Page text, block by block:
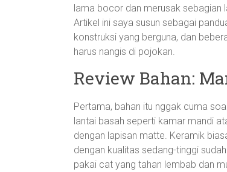
lama bocor dan merusak sebagian
Artikel ini saya susun sebagai
konstruksi yang berguna, dan
harus nangis di pojokan.
Review Bahan:
Pertama, bahan itu nggak cuma
lantai basah seperti kamar mandi
dengan lapisan matte. Keramik
dengan kualitas sedang-tinggi
pakai cat yang tahan lembab dan